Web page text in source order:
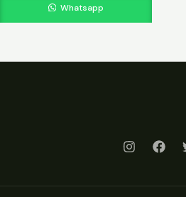
Whatsapp